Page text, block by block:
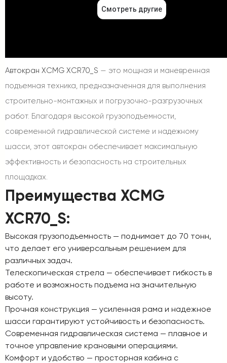
Автокран XCMG XCR70_S — это мощная и маневренная
подъемная техника, предназначенная для выполнения
строительно-монтажных и погрузочно-разгрузочных
работ. Благодаря высокой грузоподъемности,
современной гидравлической системе и надежному
шасси, этот автокран обеспечивает максимальную
эффективность и безопасность на строительных
площадках.
Преимущества XCMG
XCR70_S:
Высокая грузоподъемность — поднимает до 70 тонн,
что делает его универсальным решением для
различных задач.
Телескопическая стрела — обеспечивает гибкость в
работе и возможность подъема на значительную
высоту.
Прочная конструкция — усиленная рама и надежное
шасси гарантируют устойчивость и безопасность.
Современная гидравлическая система — плавное и
точное управление крановыми операциями.
Комфорт и удобство — просторная кабина с